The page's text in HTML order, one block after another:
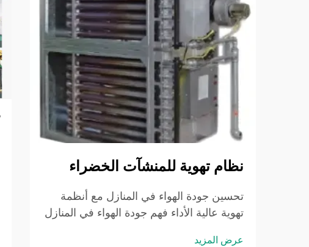
نظام تهوية للمنشآت الخضراء
تحسين جودة الهواء في المنازل مع أنظمة
تهوية عالية الأداء فهم جودة الهواء في المنازل
عرض المزيد